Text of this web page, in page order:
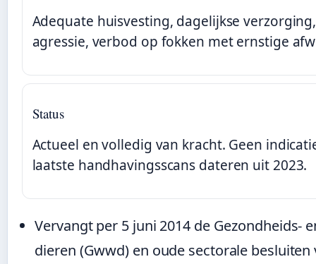
Adequate huisvesting, dagelijkse
agressie, verbod op fokken met ernstige
Status
Actueel en volledig van kracht. Geen
laatste handhavingsscans dateren uit 2023.
Vervangt per 5 juni 2014 de Gezondheids-
dieren (Gwwd) en oude sectorale